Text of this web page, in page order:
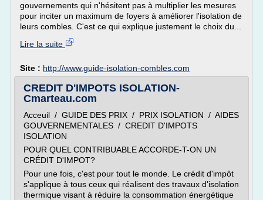
gouvernements qui n'hésitent pas à multiplier les mesures
pour inciter un maximum de foyers à améliorer l'isolation de
leurs combles. C'est ce qui explique justement le choix du...
Lire la suite
Site : http://www.guide-isolation-combles.com
CREDIT D'IMPOTS ISOLATION-
Cmarteau.com
Acceuil / GUIDE DES PRIX / PRIX ISOLATION / AIDES
GOUVERNEMENTALES / CREDIT D'IMPOTS
ISOLATION
POUR QUEL CONTRIBUABLE ACCORDE-T-ON UN
CRÉDIT D'IMPOT?
Pour une fois, c'est pour tout le monde. Le crédit d'impôt
s'applique à tous ceux qui réalisent des travaux d'isolation
thermique visant à réduire la consommation énergétique